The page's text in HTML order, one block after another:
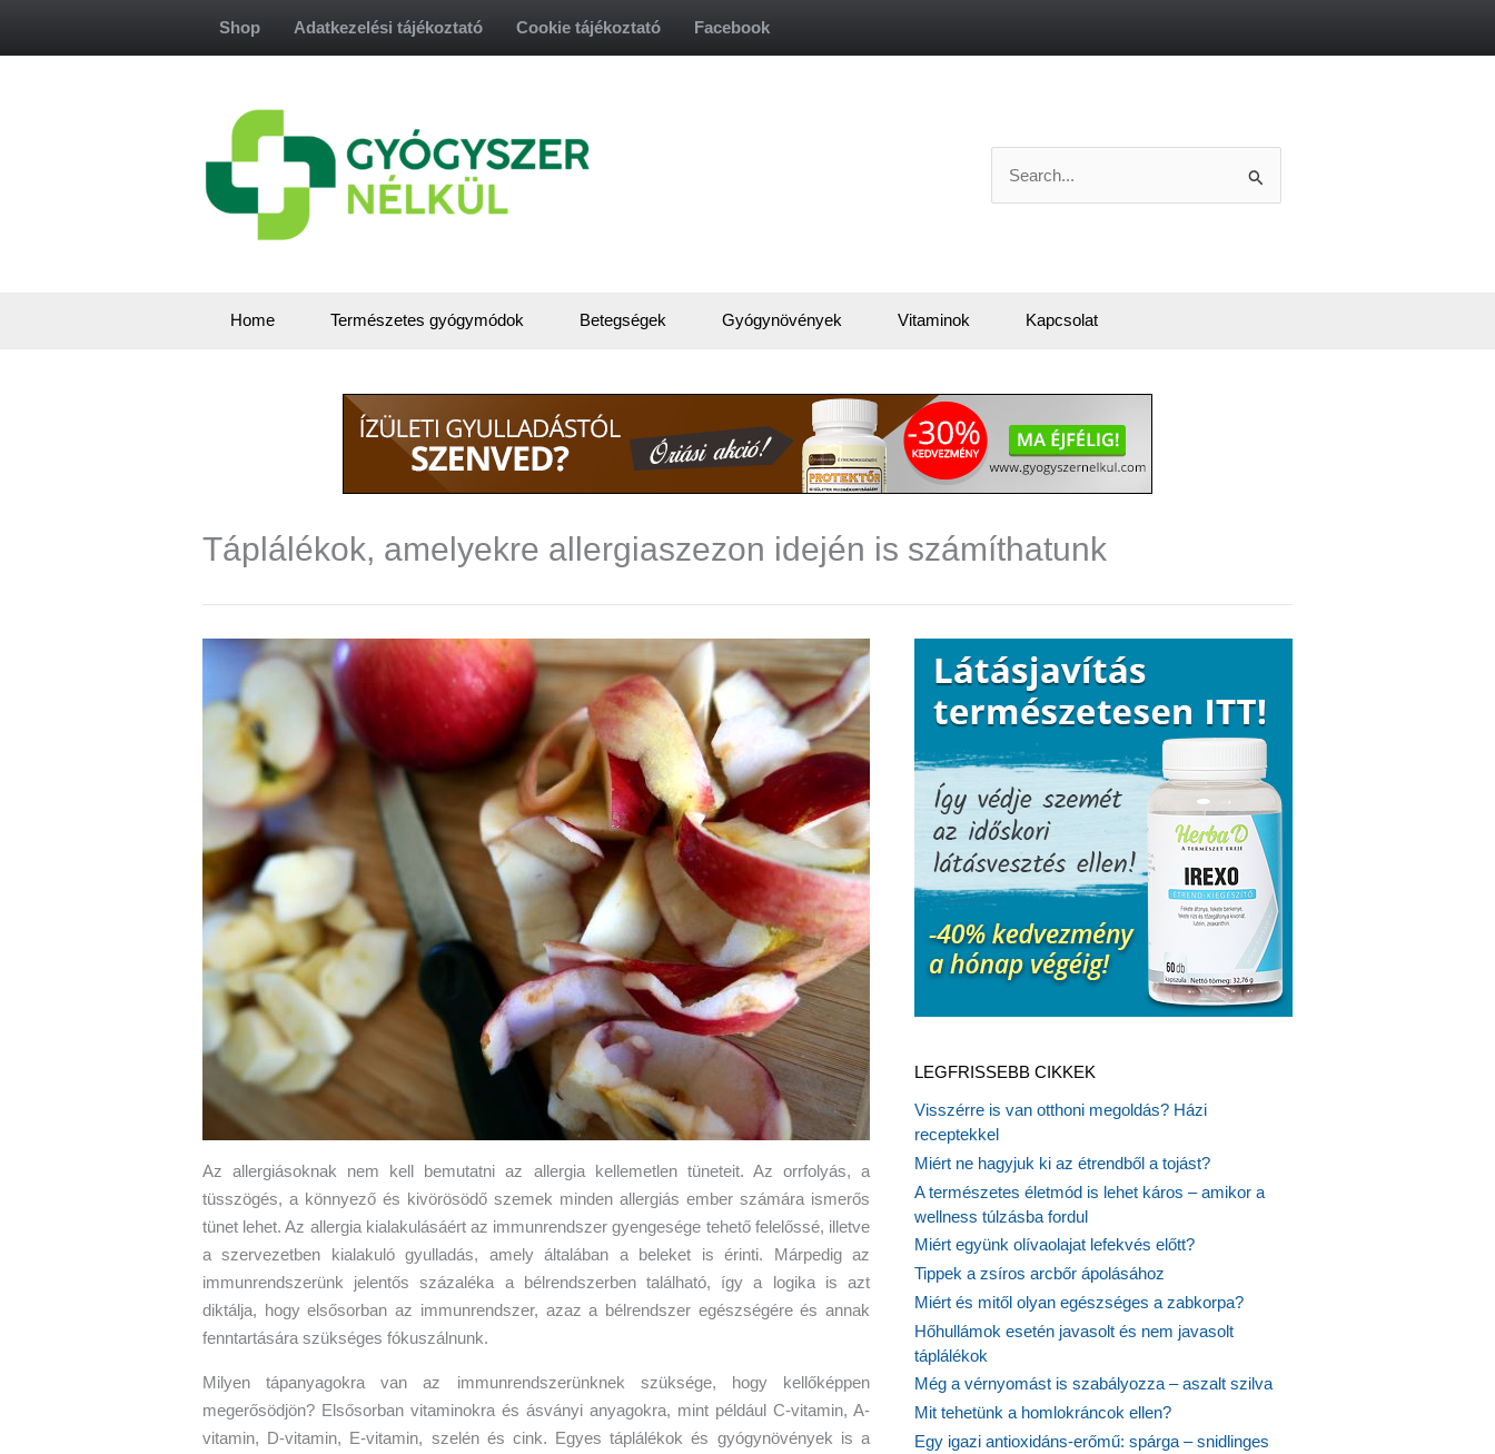
Shop Adatkezelési tájékoztató Cookie tájékoztató Facebook
for:
Home Természetes gyógymódok Betegségek Gyógynövények Vitaminok Kapcsolat
Táplálékok, amelyekre allergiaszezon idején is számíthatunk
Az allergiásoknak nem kell bemutatni az allergia kellemetlen tüneteit. Az orrfolyás, a
tüsszögés, a könnyező és kivörösödő szemek minden allergiás ember számára ismerős
tünet lehet. Az allergia kialakulásáért az immunrendszer gyengesége tehető felelőssé, illetve
a szervezetben kialakuló gyulladás, amely általában a beleket is érinti. Márpedig az
immunrendszerünk jelentős százaléka a bélrendszerben található, így a logika is azt
diktálja, hogy elsősorban az immunrendszer, azaz a bélrendszer egészségére és annak
fenntartására szükséges fókuszálnunk.
Milyen tápanyagokra van az immunrendszerünknek szüksége, hogy kellőképpen
megerősödjön? Elsősorban vitaminokra és ásványi anyagokra, mint például C-vitamin, A-
vitamin, D-vitamin, E-vitamin, szelén és cink. Egyes táplálékok és gyógynövények is a
LEGFRISSEBB CIKKEK
Visszérre is van otthoni megoldás? Házi
receptekkel
Miért ne hagyjuk ki az étrendből a tojást?
A természetes életmód is lehet káros – amikor a
wellness túlzásba fordul
Miért együnk olívaolajat lefekvés előtt?
Tippek a zsíros arcbőr ápolásához
Miért és mitől olyan egészséges a zabkorpa?
Hőhullámok esetén javasolt és nem javasolt
táplálékok
Még a vérnyomást is szabályozza – aszalt szilva
Mit tehetünk a homlokráncok ellen?
Egy igazi antioxidáns-erőmű: spárga – snidlinges